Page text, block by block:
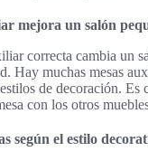
mejora un salón
correcta cambia un
Hay muchas mesas
de decoración. Es
con los otros
según el estilo